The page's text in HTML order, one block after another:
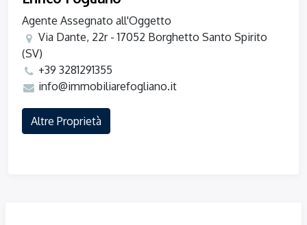
Agente Assegnato all'Oggetto
Via Dante, 22r - 17052 Borghetto Santo Spirito
(SV)
+39 3281291355
info@immobiliarefogliano.it
Altre Proprietà